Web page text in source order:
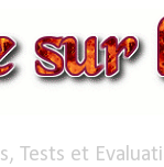
Tests et